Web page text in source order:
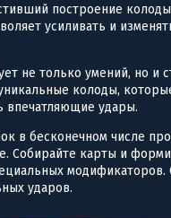
построение
усиливать и
не только умений, но и
колоды,
впечатляющие удары.
в бесконечном числе
Собирайте карты и
модификаторов.
ударов.